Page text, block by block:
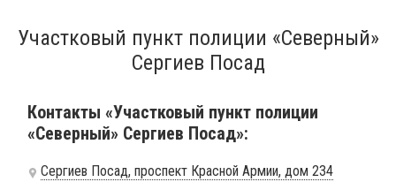
Участковый пункт полиции «Северный»
Сергиев Посад
Контакты «Участковый пункт полиции
«Северный» Сергиев Посад»:
Сергиев Посад, проспект Красной Армии, дом 234